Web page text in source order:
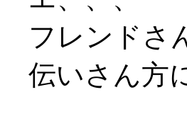
フレンドさ
伝いさん方